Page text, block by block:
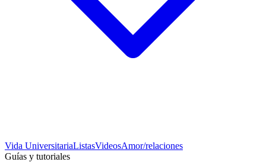
Vida UniversitariaListasVideosAmor/relaciones
Guías y tutoriales